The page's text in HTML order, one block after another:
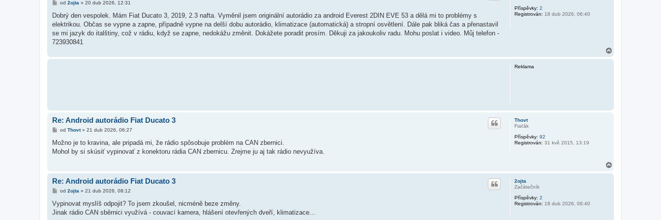
Příspěvky: 2
Registrován: 18 dub 2026, 06:40
P
í
p
ě
e
od 2ojta » 20 dub 2026, 12:31
Dobrý den vespolek. Mám Fiat Ducato 3, 2019, 2.3 nafta. Vyměnil jsem originální autorádio za android Everest 2DIN EVE 53 a dělá mi to problémy s
elektrikou. Občas se vypne a zapne, případně vypne na delší dobu autorádio, klimatizace (automatická) a stropní osvětlení. Dále pak bliká čas a přenastavil
se mi jazyk do italštiny, což v rádiu, když se zapne, nedokážu změnit. Dokážete poradit prosím. Děkuji za jakoukoliv radu. Mohu poslat i video. Můj telefon -
723930841
Reklama
Thovt
Fiaťák
Příspěvky: 92
Registrován: 31 kvě 2015, 13:19
Re: Android autorádio Fiat Ducato 3
P
í
p
od Thovt» 21 dub 2026, 06:27
Možno je to kravina, ale pripadá mi, že rádio spôsobuje problém na CAN zbernici.
Mohol by si skúsiť vypinovať z konektoru rádia CAN zbernicu. Zrejme ju aj tak rádio nevyužíva.
2ojta
Začátečník
Příspěvky: 2
Registrován: 18 dub 2026, 06:40
Re: Android autorádio Fiat Ducato 3
P
í
s
p
od 2ojta » 21 dub 2026, 08:12
Vypinovat myslíš odpojit? To jsem zkoušel, nicméně beze změny.
Jinak rádio CAN sběrnici využívá - couvací kamera, hlášení otevřených dveří, klimatizace...